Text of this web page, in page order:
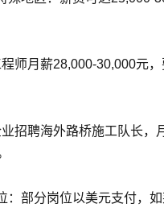
师月薪28,000-30,000元
招聘海外路桥施工队长，
：部分岗位以美元支付，